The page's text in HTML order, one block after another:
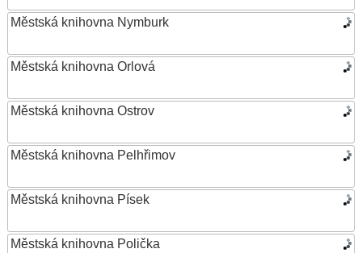
Městská knihovna Nymburk
Městská knihovna Orlová
Městská knihovna Ostrov
Městská knihovna Pelhřimov
Městská knihovna Písek
Městská knihovna Polička